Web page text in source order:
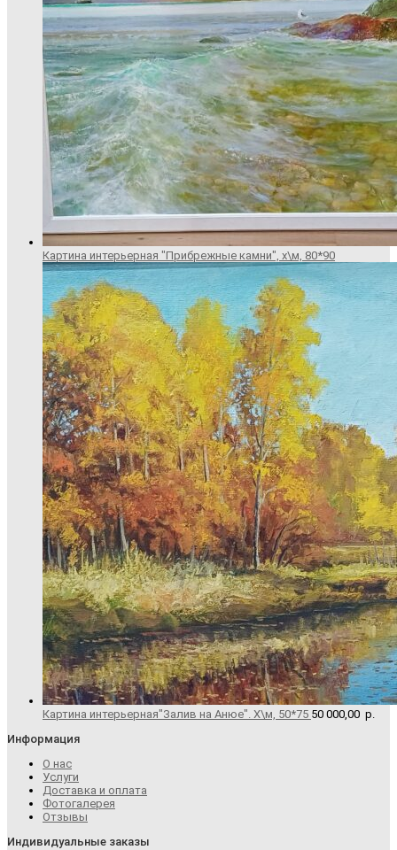
Картина интерьерная "Прибрежные камни", х\м, 80*90
Картина интерьерная"Залив на Анюе". Х\м, 50*75 50 000,00 р.
Информация
О нас
Услуги
Доставка и оплата
Фотогалерея
Отзывы
Индивидуальные заказы